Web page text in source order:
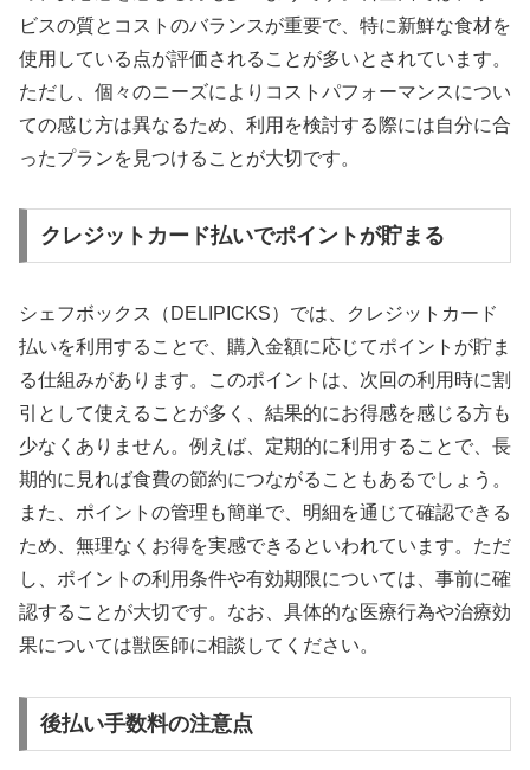
ビスの質とコストのバランスが重要で、特に新鮮な食材を
使用している点が評価されることが多いとされています。
ただし、個々のニーズによりコストパフォーマンスについ
ての感じ方は異なるため、利用を検討する際には自分に合
ったプランを見つけることが大切です。
クレジットカード払いでポイントが貯まる
シェフボックス（DELIPICKS）では、クレジットカード
払いを利用することで、購入金額に応じてポイントが貯ま
る仕組みがあります。このポイントは、次回の利用時に割
引として使えることが多く、結果的にお得感を感じる方も
少なくありません。例えば、定期的に利用することで、長
期的に見れば食費の節約につながることもあるでしょう。
また、ポイントの管理も簡単で、明細を通じて確認できる
ため、無理なくお得を実感できるといわれています。ただ
し、ポイントの利用条件や有効期限については、事前に確
認することが大切です。なお、具体的な医療行為や治療効
果については獣医師に相談してください。
後払い手数料の注意点